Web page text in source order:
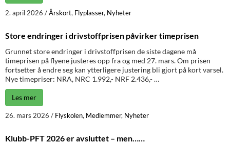
2. april 2026 /Årskort, Flyplasser, Nyheter
Store endringer i drivstoffprisen påvirker timeprisen
Grunnet store endringer i drivstoffprisen de siste dagene må
timeprisen på flyene justeres opp fra og med 27. mars. Om prisen
fortsetter å endre seg kan ytterligere justering bli gjort på kort varsel.
Nye timepriser: NRA, NRC 1.992,- NRF 2.436,- …
Les mer
26. mars 2026 / Flyskolen, Medlemmer, Nyheter
Klubb-PFT 2026 er avsluttet – men……